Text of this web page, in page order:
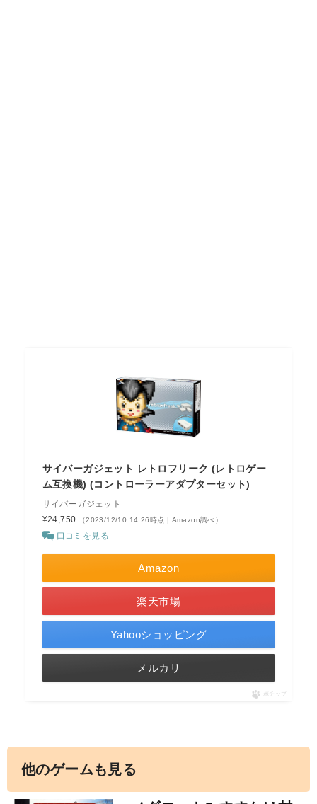
サイバーガジェット レトロフリーク (レトロゲー
ム互換機) (コントローラーアダプターセット)
サイバーガジェット
¥24,750
（2023/12/10 14:26時点 | Amazon調べ）
口コミを見る
Amazon
楽天市場
Yahooショッピング
メルカリ
ポチップ
他のゲームも見る